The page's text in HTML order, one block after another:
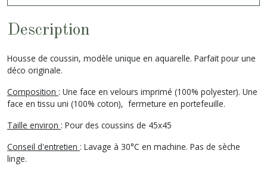
Description
Housse de coussin, modèle unique en aquarelle. Parfait pour une
déco originale.
Composition : Une face en velours imprimé (100% polyester). Une
face en tissu uni (100% coton), fermeture en portefeuille.
Taille environ : Pour des coussins de 45x45
Conseil d'entretien : Lavage à 30°C en machine. Pas de sèche
linge.